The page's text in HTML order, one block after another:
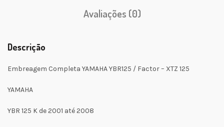
Avaliações (0)
Descrição
Embreagem Completa YAMAHA YBR125 / Factor – XTZ 125
YAMAHA
YBR 125 K de 2001 até 2008